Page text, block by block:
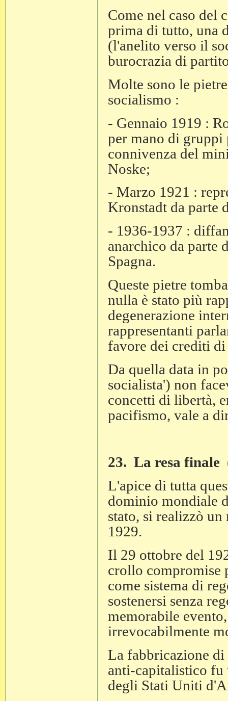
Come nel caso del
prima di tutto, una
(l'anelito verso il
burocrazia di
Molte sono le
socialismo :
- Gennaio 1919 :
per mano di
connivenza del
Noske;
- Marzo 1921 :
Kronstadt da parte
- 1936-1937 :
anarchico da parte
Spagna.
Queste pietre
nulla è stato più
degenerazione
rappresentanti
favore dei crediti
Da quella data in
socialista') non
concetti di libertà,
pacifismo, vale a
23. La resa finale
L'apice di tutta
dominio mondiale
stato, si realizzò
1929.
Il 29 ottobre del
crollo compromise
come sistema di
sostenersi senza
memorabile
irrevocabilmente
La fabbricazione di
anti-capitalistico fu
degli Stati Uniti